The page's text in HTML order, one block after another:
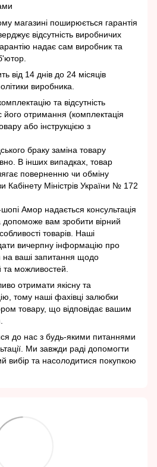
магазині поширюється гарантія
відсутність виробничих
надає сам виробник та
від 14 днів до 24 місяців
виробника.
та відсутність
його отримання (комплектація
або інструкцією з
браку заміна товару
В інших випадках, товар
поверненню чи обміну
Кабінету Міністрів України № 172
Амор надається консультація
допоможе вам зробити вірний
товарів. Наші
вичерпну інформацію про
на ваші запитання щодо
та можливостей.
отримати якісну та
тому наші фахівці залюбки
товару, що відповідає вашим
до нас з будь-якими питаннями
Ми завжди раді допомогти
вибір та насолодитися покупкою